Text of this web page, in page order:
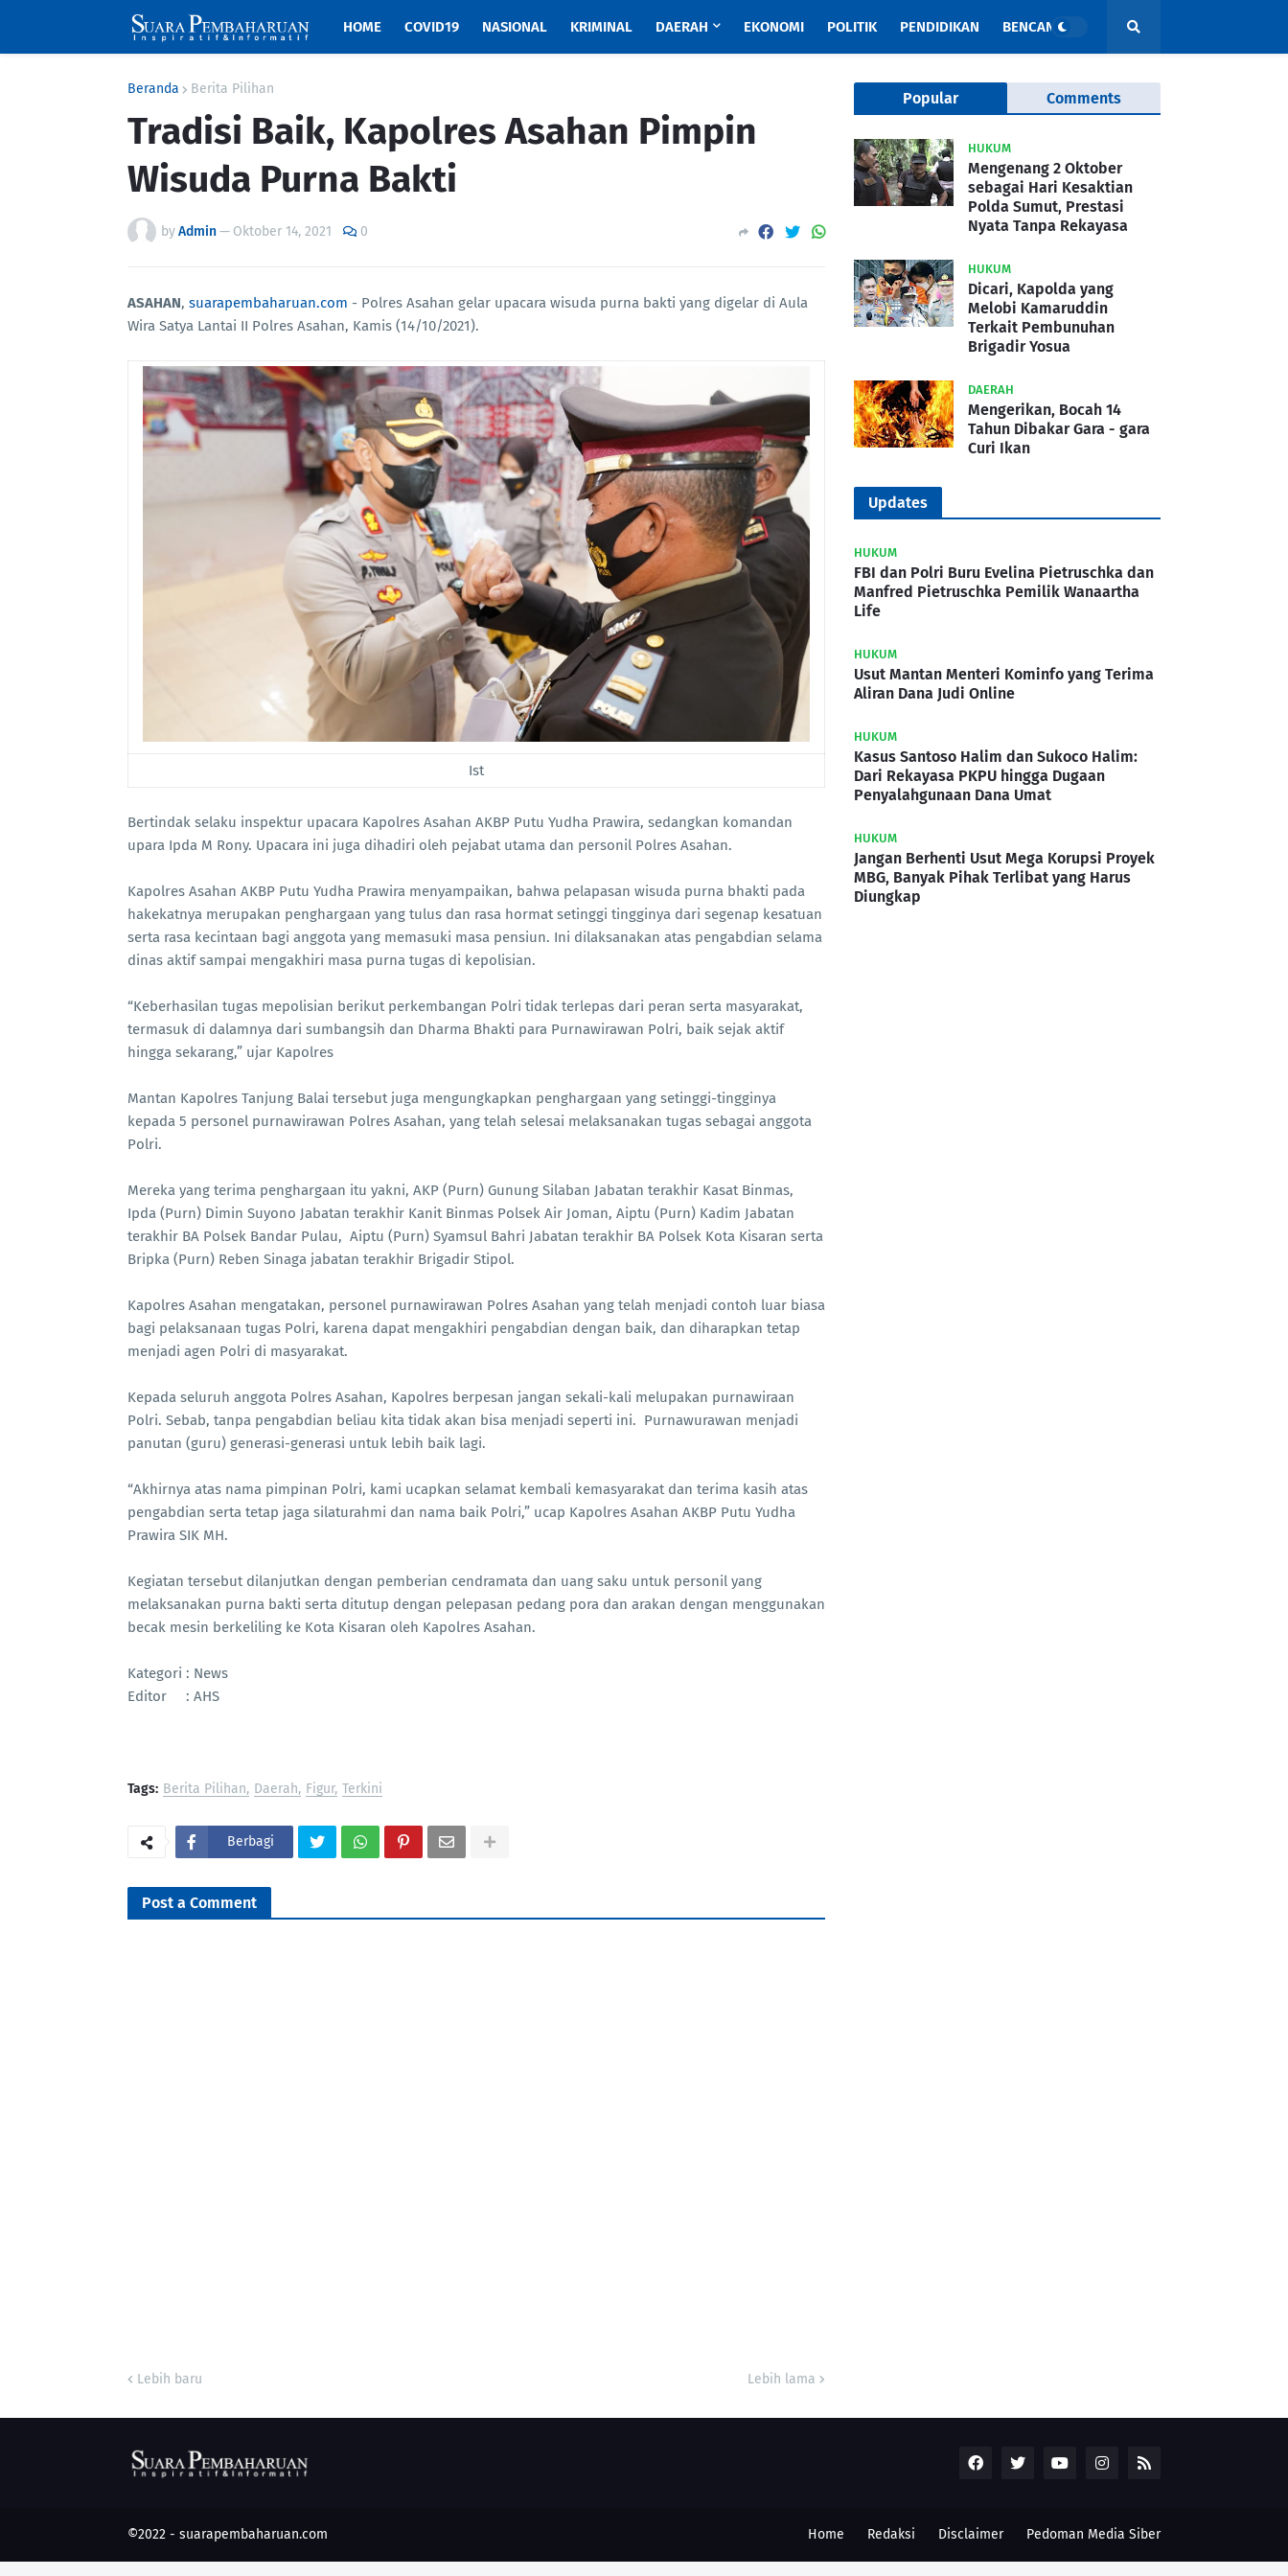
HOME COVID19 NASIONAL KRIMINAL DAERAH EKONOMI POLITIK PENDIDIKAN BENCANA
Beranda Berita Pilihan
Tradisi Baik, Kapolres Asahan Pimpin
Wisuda Purna Bakti
byAdmin— Oktober 14, 2021 0
ASAHAN, suarapembaharuan.com - Polres Asahan gelar upacara wisuda purna bakti yang digelar di Aula
Wira Satya Lantai II Polres Asahan, Kamis (14/10/2021).
Ist
Bertindak selaku inspektur upacara Kapolres Asahan AKBP Putu Yudha Prawira, sedangkan komandan
upara Ipda M Rony. Upacara ini juga dihadiri oleh pejabat utama dan personil Polres Asahan.
Kapolres Asahan AKBP Putu Yudha Prawira menyampaikan, bahwa pelapasan wisuda purna bhakti pada
hakekatnya merupakan penghargaan yang tulus dan rasa hormat setinggi tingginya dari segenap kesatuan
serta rasa kecintaan bagi anggota yang memasuki masa pensiun. Ini dilaksanakan atas pengabdian selama
dinas aktif sampai mengakhiri masa purna tugas di kepolisian.
“Keberhasilan tugas mepolisian berikut perkembangan Polri tidak terlepas dari peran serta masyarakat,
termasuk di dalamnya dari sumbangsih dan Dharma Bhakti para Purnawirawan Polri, baik sejak aktif
hingga sekarang,” ujar Kapolres
Mantan Kapolres Tanjung Balai tersebut juga mengungkapkan penghargaan yang setinggi-tingginya
kepada 5 personel purnawirawan Polres Asahan, yang telah selesai melaksanakan tugas sebagai anggota
Polri.
Mereka yang terima penghargaan itu yakni, AKP (Purn) Gunung Silaban Jabatan terakhir Kasat Binmas,
Ipda (Purn) Dimin Suyono Jabatan terakhir Kanit Binmas Polsek Air Joman, Aiptu (Purn) Kadim Jabatan
terakhir BA Polsek Bandar Pulau, Aiptu (Purn) Syamsul Bahri Jabatan terakhir BA Polsek Kota Kisaran serta
Bripka (Purn) Reben Sinaga jabatan terakhir Brigadir Stipol.
Kapolres Asahan mengatakan, personel purnawirawan Polres Asahan yang telah menjadi contoh luar biasa
bagi pelaksanaan tugas Polri, karena dapat mengakhiri pengabdian dengan baik, dan diharapkan tetap
menjadi agen Polri di masyarakat.
Kepada seluruh anggota Polres Asahan, Kapolres berpesan jangan sekali-kali melupakan purnawiraan
Polri. Sebab, tanpa pengabdian beliau kita tidak akan bisa menjadi seperti ini. Purnawurawan menjadi
panutan (guru) generasi-generasi untuk lebih baik lagi.
“Akhirnya atas nama pimpinan Polri, kami ucapkan selamat kembali kemasyarakat dan terima kasih atas
pengabdian serta tetap jaga silaturahmi dan nama baik Polri,” ucap Kapolres Asahan AKBP Putu Yudha
Prawira SIK MH.
Kegiatan tersebut dilanjutkan dengan pemberian cendramata dan uang saku untuk personil yang
melaksanakan purna bakti serta ditutup dengan pelepasan pedang pora dan arakan dengan menggunakan
becak mesin berkeliling ke Kota Kisaran oleh Kapolres Asahan.
Kategori : News
Editor : AHS
Tags: Berita Pilihan Daerah Figur Terkini
Berbagi
Post a Comment
Lebih baru Lebih lama
Popular Comments
HUKUM
Mengenang 2 Oktober
sebagai Hari Kesaktian
Polda Sumut, Prestasi
Nyata Tanpa Rekayasa
HUKUM
Dicari, Kapolda yang
Melobi Kamaruddin
Terkait Pembunuhan
Brigadir Yosua
DAERAH
Mengerikan, Bocah 14
Tahun Dibakar Gara - gara
Curi Ikan
Updates
HUKUM
FBI dan Polri Buru Evelina Pietruschka dan
Manfred Pietruschka Pemilik Wanaartha
Life
HUKUM
Usut Mantan Menteri Kominfo yang Terima
Aliran Dana Judi Online
HUKUM
Kasus Santoso Halim dan Sukoco Halim:
Dari Rekayasa PKPU hingga Dugaan
Penyalahgunaan Dana Umat
HUKUM
Jangan Berhenti Usut Mega Korupsi Proyek
MBG, Banyak Pihak Terlibat yang Harus
Diungkap
©2022 - suarapembaharuan.com Home Redaksi Disclaimer Pedoman Media Siber